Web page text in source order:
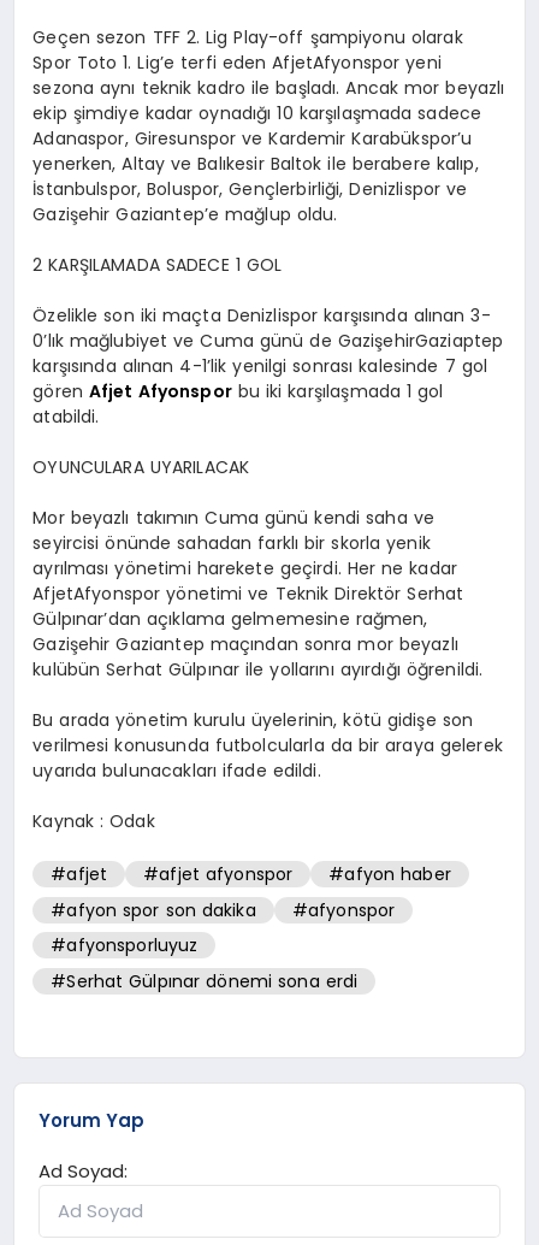
Geçen sezon TFF 2. Lig Play-off şampiyonu olarak
Spor Toto 1. Lig’e terfi eden AfjetAfyonspor yeni
sezona aynı teknik kadro ile başladı. Ancak mor beyazlı
ekip şimdiye kadar oynadığı 10 karşılaşmada sadece
Adanaspor, Giresunspor ve Kardemir Karabükspor’u
yenerken, Altay ve Balıkesir Baltok ile berabere kalıp,
İstanbulspor, Boluspor, Gençlerbirliği, Denizlispor ve
Gazişehir Gaziantep’e mağlup oldu.
2 KARŞILAMADA SADECE 1 GOL
Özelikle son iki maçta Denizlispor karşısında alınan 3-
0’lık mağlubiyet ve Cuma günü de GazişehirGaziaptep
karşısında alınan 4-1’lik yenilgi sonrası kalesinde 7 gol
gören Afjet Afyonsporbu iki karşılaşmada 1 gol
atabildi.
OYUNCULARA UYARILACAK
Mor beyazlı takımın Cuma günü kendi saha ve
seyircisi önünde sahadan farklı bir skorla yenik
ayrılması yönetimi harekete geçirdi. Her ne kadar
AfjetAfyonspor yönetimi ve Teknik Direktör Serhat
Gülpınar’dan açıklama gelmemesine rağmen,
Gazişehir Gaziantep maçından sonra mor beyazlı
kulübün Serhat Gülpınar ile yollarını ayırdığı öğrenildi.
Bu arada yönetim kurulu üyelerinin, kötü gidişe son
verilmesi konusunda futbolcularla da bir araya gelerek
uyarıda bulunacakları ifade edildi.
Kaynak : Odak
#afjet #afjet afyonspor
#afyon haber
#afyon spor son dakika
#afyonspor
#afyonsporluyuz
#Serhat Gülpınar dönemi sona erdi
Yorum Yap
Ad Soyad: